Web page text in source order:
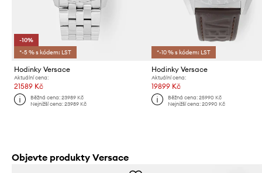
-10%
*-5 % s kódem: LST
Hodinky Versace
Aktuální cena:
21589 Kč
Běžná cena:23989 Kč
Nejnižší cena:23989 Kč
*-10 % s kódem: LST
Hodinky Versace
Aktuální cena:
19899 Kč
Běžná cena: 25990 Kč
Nejnižší cena: 20990 Kč
Objevte produkty Versace